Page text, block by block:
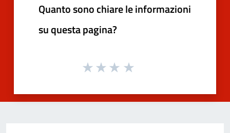
Quanto sono chiare le informazioni
su questa pagina?